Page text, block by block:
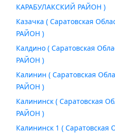
КАРАБУЛАКСКИЙ РАЙОН )
Казачка ( Саратовская
РАЙОН )
Калдино ( Саратовская
РАЙОН )
Калинин ( Саратовская
РАЙОН )
Калининск ( Саратовская
РАЙОН )
Калининск 1 (